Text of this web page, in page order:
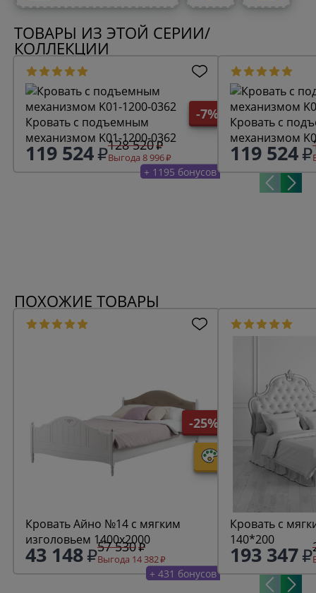
ТОВАРЫ ИЗ ЭТОЙ СЕРИИ/
КОЛЛЕКЦИИ
-7%
Кровать с подъемным
механизмом K01-1200-0362
119 524 128 520
Выгода 8 996
+ 1195 бонусов
Кровать с
механизмом
119 524
ПОХОЖИЕ ТОВАРЫ
-25%
Кровать Айно №14 с мягким
изголовьем 1400х2000
43 148 57 530
Выгода 14 382
+ 431 бонусов
Кровать с
140*200
193 347